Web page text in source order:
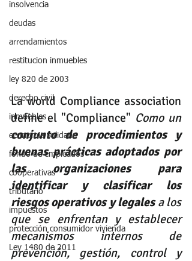
insolvencia
deudas
arrendamientos
restitucion inmuebles
ley 820 de 2003
derecho civil
inmuebles
economia solidaria
fondo de empleados
cooperativas
tributario
impuestos
protección consumidor vivienda
Ley 1480 de 2011
La world Compliance association
define el "Compliance" Como un
conjunto de procedimientos y
buenas prácticas adoptados por
las organizaciones para
identificar y clasificar los
riesgos operativos y legales a los
que se enfrentan y establecer
mecanismos internos de
prevención, gestión, control y